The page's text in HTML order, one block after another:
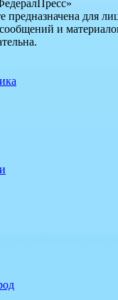
предназначена для
и